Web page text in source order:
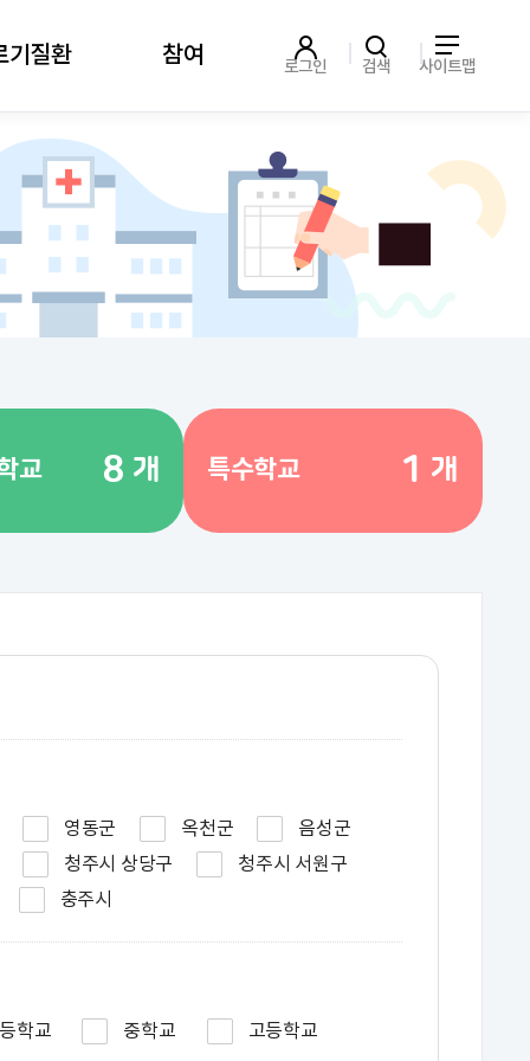
기질환 참여 로그인 검색 사이트맵
교 8 개 특수학교 1 개
영동군 옥천군
음성군
청주시 상당구
청주시 서원구
충주시
학교 중학교 고등학교